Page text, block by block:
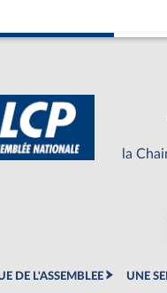
la
DE L'ASSEMBLEE UNE